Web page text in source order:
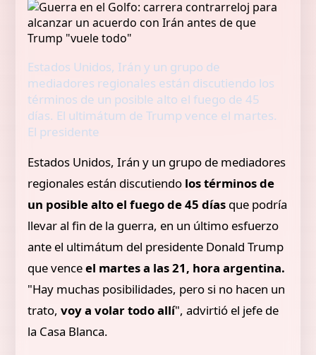
Estados Unidos, Irán y un grupo de
mediadores regionales están discutiendo los
términos de un posible alto el fuego de 45
días. El ultimátum de Trump vence el martes.
El presidente
Estados Unidos, Irán y un grupo de mediadores
regionales están discutiendo los términos de
un posible alto el fuego de 45 días que podría
llevar al fin de la guerra, en un último esfuerzo
ante el ultimátum del presidente Donald Trump
que venceel martes a las 21, hora argentina.
"Hay muchas posibilidades, pero si no hacen un
trato,voy a volar todo allí", advirtió el jefe de
la Casa Blanca.